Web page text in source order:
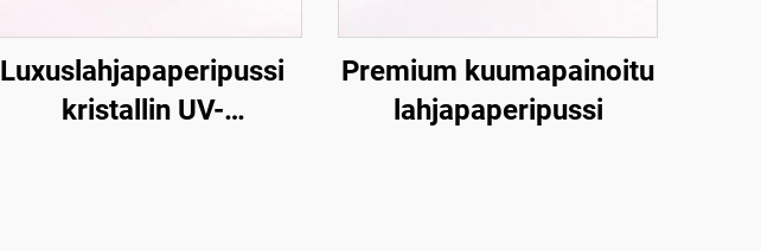
Luxuslahjapaperipussi
kristallin UV-
Premium kuumapainoitu
lahjapaperipussi